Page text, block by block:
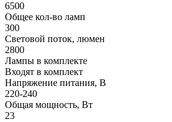
6500
Общее кол-во ламп
300
Световой поток, люмен
2800
Лампы в комплекте
Входят в комплект
Напряжение питания, В
220-240
Общая мощность, Вт
23